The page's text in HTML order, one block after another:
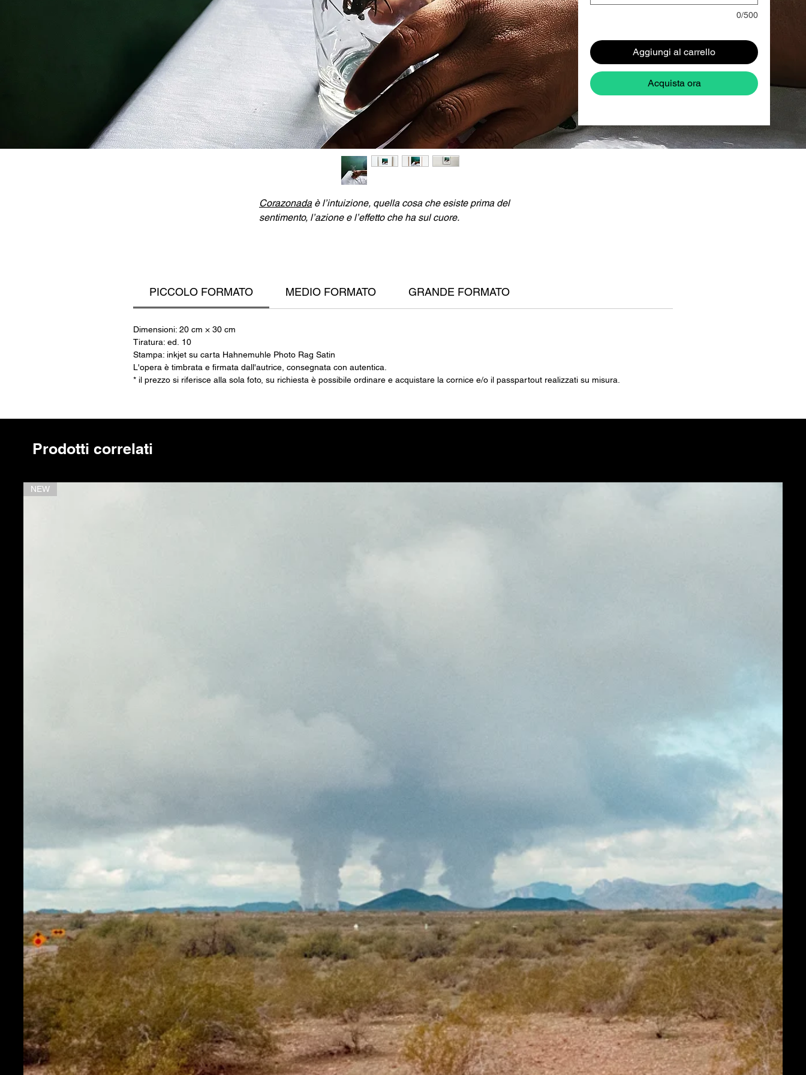
0/500
Aggiungi al carrello
Acquista ora
Corazonadaè l’intuizione, quella cosa che esiste prima del
sentimento, l’azione e l’effetto che ha sul cuore.
PICCOLO FORMATO MEDIO FORMATO GRANDE FORMATO
Dimensioni: 20 cm × 30 cm
Tiratura: ed. 10
Stampa: inkjet su carta Hahnemuhle Photo Rag Satin
L'opera è timbrata e firmata dall'autrice, consegnata con autentica.
* il prezzo si riferisce alla sola foto, su richiesta è possibile ordinare e acquistare la cornice e/o il passpartout realizzati su misura.
Prodotti correlati
NEW